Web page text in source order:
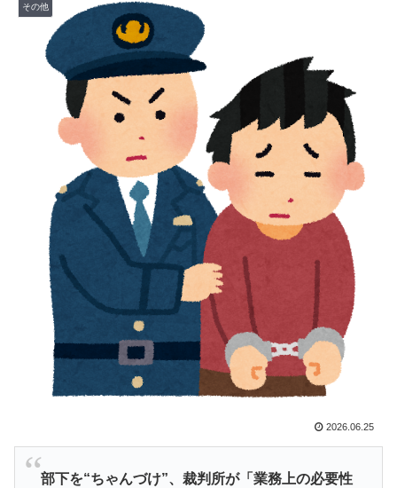
に！アメリカ人もポット1争いに熱視線！【海外の反
応】
▶
【伝説の100得点、いまだ都市伝説扱い】海外「バムの
83点でようやく信じた」
日本旅行キャンセルすべきか…1万年ぶり史上最大級の
火山の兆し＝韓国の反応
海外の反応：熊本の病院で手術中に熊本地震が発生、大
揺れの中でも患者を守った医師たちの対応ぶりに海外大
絶賛
韓国人「トヨタが2027年に次世代ハイブリッドバッテ
リーを導入へ！最大1000kmの航続距離や超高速充電を
目指す」
イチローさん「僕は本を読まない。好きなアニメはドラ
ゴンボール」【海外の反応】
ストーカーガチ勢は僅かな情報で垢特定出来るからね
韓国人「とある日本の飲食店で、韓国人店員が韓国人団
▶ 韓国人「熊本地震で見る日本の土木技術の完全勝利をご
その他
2026.06.25
部下を“ちゃんづけ”、裁判所が「業務上の必要性